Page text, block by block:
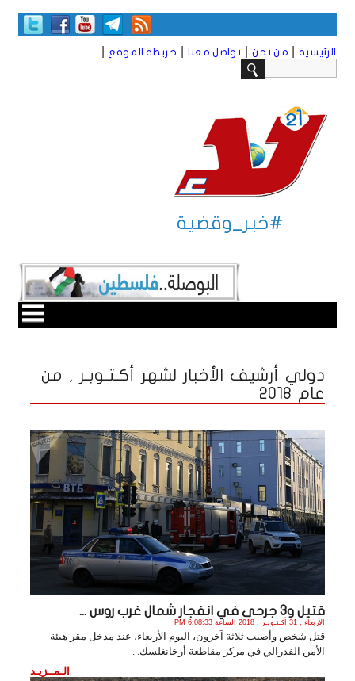
الرئيسية من نحن تواصل معنا خريطة الموقع
#خبر_وقضية
دولي أرشيف الأخبار لشهر أكـتـوبـر , من
عام 2018
قتيل و3 جرحى في انفجار شمال غرب روس ...
الأربعاء , 31 أكـتـوبـر , 2018 الساعة 6:08:33 PM
قتل شخص وأصيب ثلاثة آخرون، اليوم الأربعاء، عند مدخل مقر هيئة
الأمن الفدرالي في مركز مقاطعة أرخانغلسك. .
الـمــزيـد